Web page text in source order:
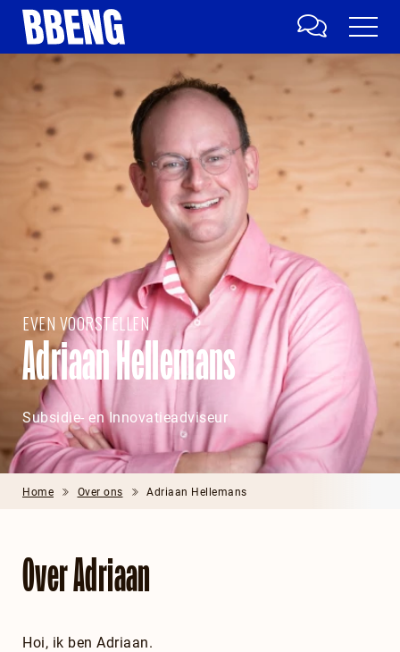
Home Over ons Adriaan Hellemans
EVEN VOORSTELLEN
Adriaan Hellemans
Subsidie- en Innovatieadviseur
Over Adriaan
Hoi, ik ben Adriaan.